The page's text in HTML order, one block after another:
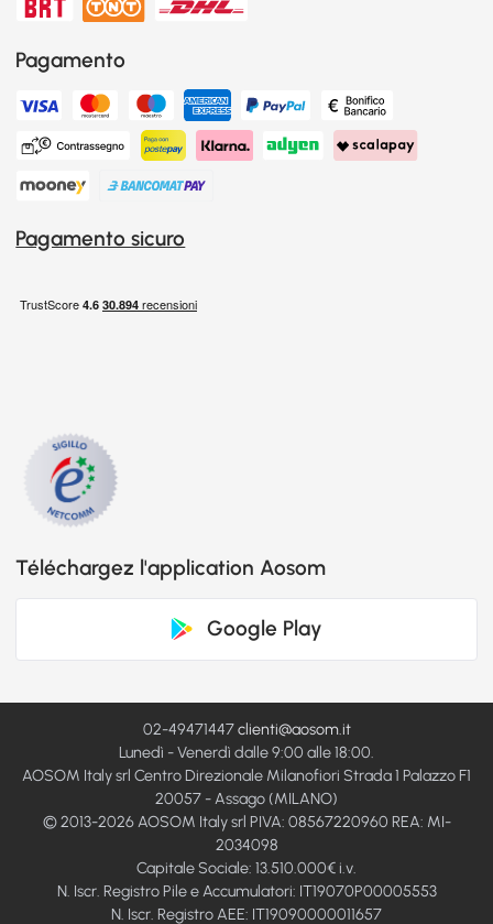
Pagamento
Pagamento sicuro
Téléchargez l'application Aosom
Google Play
02-49471447clienti@aosom.it
Lunedì - Venerdì dalle 9:00 alle 18:00.
AOSOM Italy srl Centro Direzionale Milanofiori Strada 1 Palazzo F1
20057 - Assago (MILANO)
© 2013-2026 AOSOM Italy srl PIVA: 08567220960 REA: MI-
2034098
Capitale Sociale: 13.510.000€ i.v.
N. Iscr. Registro Pile e Accumulatori: IT19070P00005553
N. Iscr. Registro AEE: IT19090000011657